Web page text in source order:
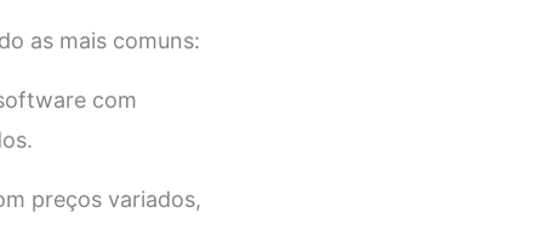
as mais comuns:
com
preços variados,